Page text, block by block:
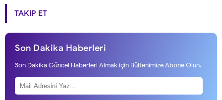
TAKIP ET
Son Dakika Haberleri
Son Dakika Güncel Haberleri Almak için Bültenimize Abone Olun.